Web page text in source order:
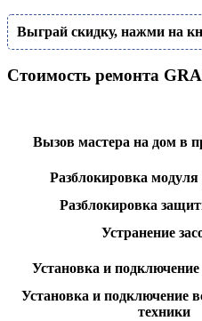
Выграй скидку, нажми на
Стоимость ремонта
Вызов мастера на дом в
Разблокировка
Разблокировка
Устранение
Установка и
Установка и подключение
техники